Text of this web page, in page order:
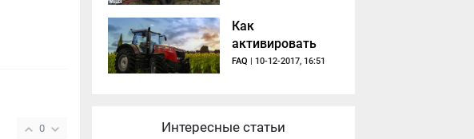
0
Как
активировать
мод в Farming
FAQ | 10-12-2017, 16:51
Интересные статьи